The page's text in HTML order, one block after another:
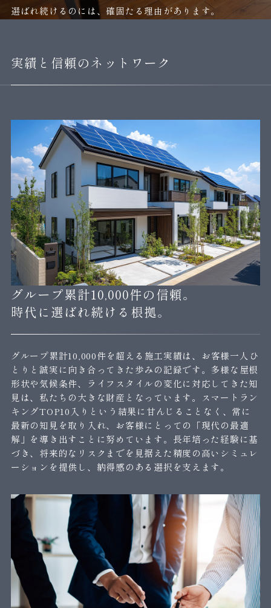
選ばれ続けるのには、確固たる理由があります。
実績と信頼のネットワーク
グループ累計10,000件の信頼。
時代に選ばれ続ける根拠。
グループ累計10,000件を超える施工実績は、お客様一人ひ
とりと誠実に向き合ってきた歩みの記録です。多様な屋根
形状や気候条件、ライフスタイルの変化に対応してきた知
見は、私たちの大きな財産となっています。スマートラン
キングTOP10入りという結果に甘んじることなく、常に
最新の知見を取り入れ、お客様にとっての「現代の最適
解」を導き出すことに努めています。長年培った経験に基
づき、将来的なリスクまでを見据えた精度の高いシミュレ
ーションを提供し、納得感のある選択を支えます。